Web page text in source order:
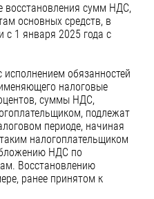
восстановления сумм НДС,
основных средств, в
с 1 января 2025 года с
обязанностей
налоговые
суммы НДС,
подлежат
периоде, начиная
налогоплательщиком
НДС по
Восстановлению
ранее принятом к